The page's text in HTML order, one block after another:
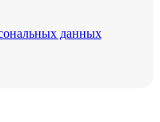
данных